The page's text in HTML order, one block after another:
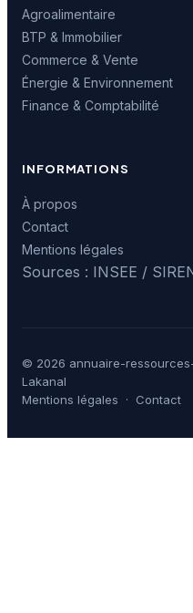
Agroalimentaire
BTP & Immobilier
Commerce & Vente
Énergie & Environnement
Finance & Comptabilité
INFORMATIONS
À propos
Contact
Mentions légales
Sources : INSEE /
© 2026 annuaire-
Lakanal
Mentions légales · Contact